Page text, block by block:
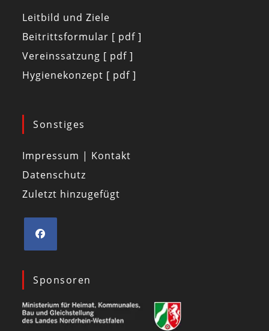
Leitbild und Ziele
Beitrittsformular [ pdf ]
Vereinssatzung [ pdf ]
Hygienekonzept [ pdf ]
Sonstiges
Impressum | Kontakt
Datenschutz
Zuletzt hinzugefügt
Sponsoren